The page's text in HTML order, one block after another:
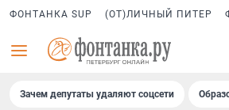
ФОНТАНКА SUP (ОТ)ЛИЧНЫЙ ПИТЕР
Зачем депутаты удаляют соцсети